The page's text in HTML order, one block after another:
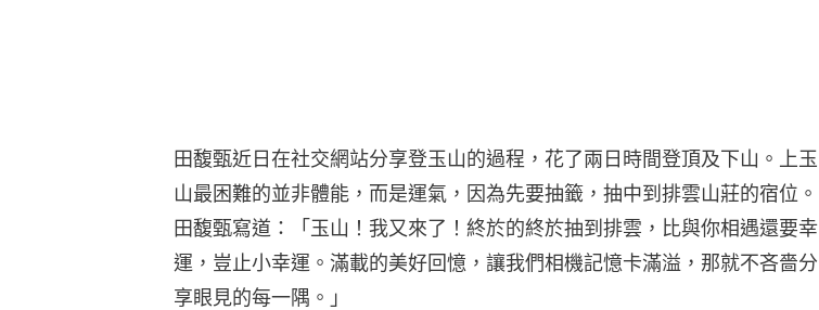
田馥甄近日在社交網站分享登玉山的過程，花了兩日時間登頂及下山。上玉
山最困難的並非體能，而是運氣，因為先要抽籤，抽中到排雲山莊的宿位。
田馥甄寫道：「玉山！我又來了！終於的終於抽到排雲，比與你相遇還要幸
運，豈止小幸運。滿載的美好回憶，讓我們相機記憶卡滿溢，那就不吝嗇分
享眼見的每一隅。」